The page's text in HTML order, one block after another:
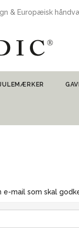
& Europæisk
mail som skal